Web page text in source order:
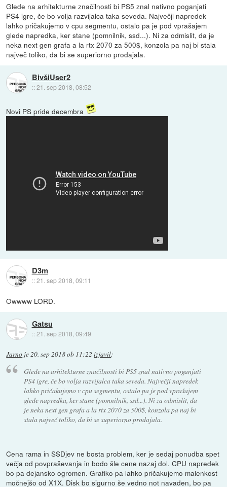
Glede na arhitekturne značilnosti bi PS5 znal nativno poganjati
PS4 igre, če bo volja razvijalca taka seveda. Največji napredek
lahko pričakujemo v cpu segmentu, ostalo pa je pod vprašajem
glede napredka, ker stane (pomnilnik, ssd...). Ni za odmislit, da je
neka next gen grafa a la rtx 2070 za 500$, konzola pa naj bi stala
največ toliko, da bi se superiorno prodajala.
BivšiUser2
::21. sep 2018, 08:52
Novi PS pride decembra
D3m
::21. sep 2018, 09:11
Owwww LORD.
Gatsu
::21. sep 2018, 09:49
Jarno je20. sep 2018 ob 11:22 izjavil:
Glede na arhitekturne značilnosti bi PS5 znal nativno poganjati
PS4 igre, če bo volja razvijalca taka seveda. Največji napredek
lahko pričakujemo v cpu segmentu, ostalo pa je pod vprašajem
glede napredka, ker stane (pomnilnik, ssd...). Ni za odmislit, da
je neka next gen grafa a la rtx 2070 za 500$, konzola pa naj bi
stala največ toliko, da bi se superiorno prodajala.
Cena rama in SSDjev ne bosta problem, ker je sedaj ponudba spet
večja od povpraševanja in bodo šle cene nazaj dol. CPU napredek
bo pa dejansko ogromen. Grafiko pa lahko pričakujemo malenkost
močnejšo od X1X. Disk bo sigurno še vedno not navaden, bo pa